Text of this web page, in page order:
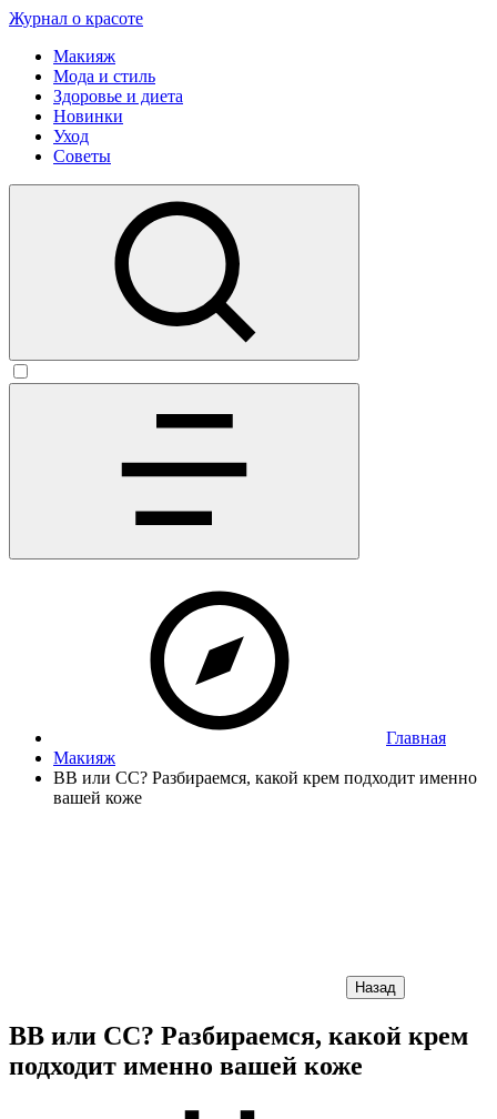
Журнал о красоте
Макияж
Мода и стиль
Здоровье и диета
Новинки
Уход
Советы
Главная
Макияж
BB или CC? Разбираемся, какой крем подходит именно
вашей коже
Назад
BB или CC? Разбираемся, какой крем
подходит именно вашей коже